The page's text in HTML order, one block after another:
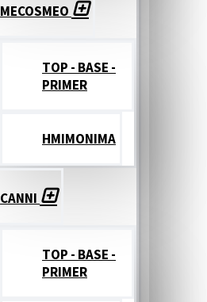
MECOSMEO
TOP - BASE -
PRIMER
ΗΜΙΜΟΝΙΜΑ
CANNI
TOP - BASE -
PRIMER